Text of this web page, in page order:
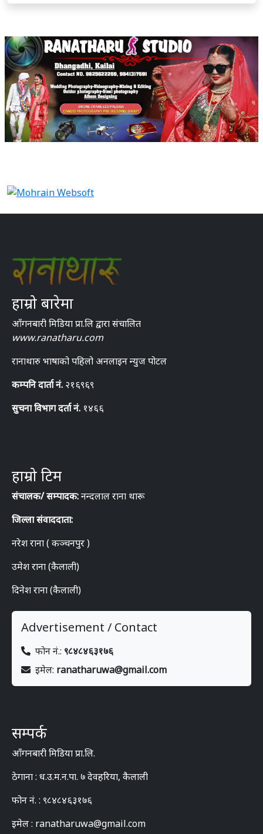
हाम्रो बारेमा
आँगनबारी मिडिया प्रा.लि द्वारा संचालित
www.ranatharu.com
रानाथारु भाषाको पहिलो अनलाइन न्युज पोटल
कम्पनि दार्ता नं. २१६९६९
सुचना विभाग दर्ता नं. १४६६
हाम्रो टिम
संचालक/ सम्पादक:नन्दलाल राना थारू
जिल्ला संवाददाता:
नरेश राना ( कञ्चनपुर )
उमेश राना (कैलाली)
दिनेश राना (कैलाली)
Advertisement / Contact
फोन नं.: ९८४८४६३१७६
इमेल: ranatharuwa@gmail.com
सम्पर्क
आँगनबारी मिडिया प्रा.लि.
ठेगाना : ध.उ.म.न.पा. ७ देवहरिया, कैलाली
फोन नं. : ९८४८४६३१७६
इमेल : ranatharuwa@gmail.com